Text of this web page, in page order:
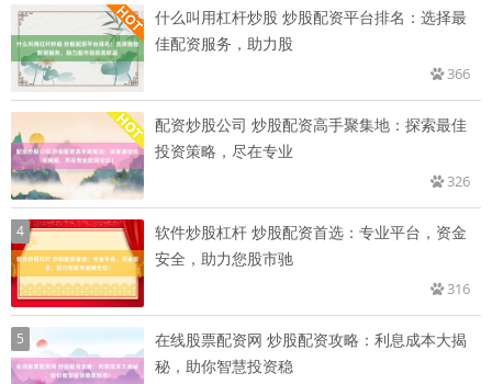
什么叫用杠杆炒股 炒股配资平台排名：选择最
佳配资服务，助力股
366
配资炒股公司 炒股配资高手聚集地：探索最佳
投资策略，尽在专业
326
4
软件炒股杠杆 炒股配资首选：专业平台，资金
安全，助力您股市驰
316
5
在线股票配资网 炒股配资攻略：利息成本大揭
秘，助你智慧投资稳